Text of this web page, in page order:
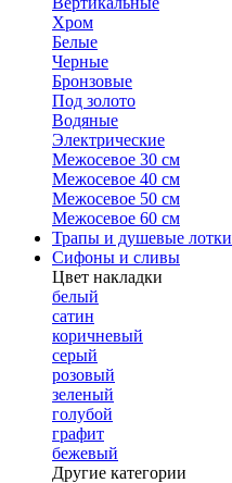
Хром
Белые
Черные
Бронзовые
Под золото
Водяные
Электрические
Межосевое 30 см
Межосевое 40 см
Межосевое 50 см
Межосевое 60 см
Трапы и душевые лотки
Сифоны и сливы
Цвет накладки
белый
сатин
коричневый
серый
розовый
зеленый
голубой
графит
бежевый
Другие категории